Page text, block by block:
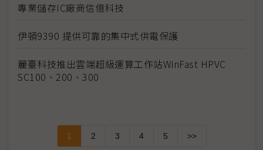
專業儲存IC廠商信億科技
伊頓9390 提供可靠的集中式供電保護
麗臺科技推出雲端超級運算工作站WinFast HPVC
SC100、200、300
1 2 3 4 5 >>